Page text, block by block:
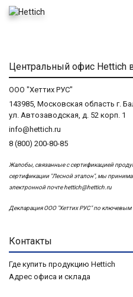
Центральный офис Hettich
ООО "Хеттих РУС"
143985, Московская область г.
ул. Автозаводская, д. 52 корп. 1
info@hettich.ru
8 (800) 200-80-85
Жалобы, связанные с сертификацией
сертификации "Лесной эталон", мы
электронной почтеhettich@hettich.ru
Декларация ООО "Хеттих РУС" по
Контакты
Где купить продукцию Hettich
Адрес офиса и склада